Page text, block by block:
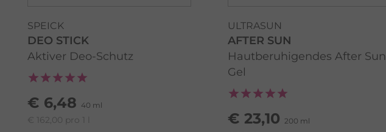
SPEICK
DEO STICK
Aktiver Deo-Schutz
€ 6,48 40 ml
€ 162,00 pro 1 l
ULTRASUN
AFTER SUN
Hautberuhigendes After Sun
Gel
€ 23,10 200 ml